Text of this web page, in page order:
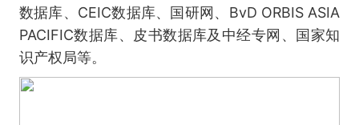
数据库、CEIC数据库、国研网、BvD ORBIS ASIA
PACIFIC数据库、皮书数据库及中经专网、国家知
识产权局等。